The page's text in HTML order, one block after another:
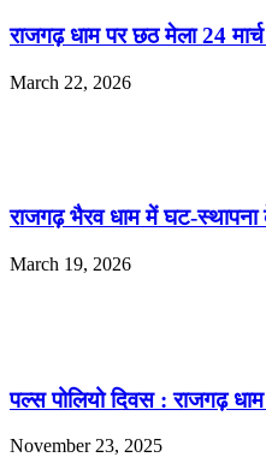
राजगढ़ धाम पर छठ मेला 24 मार्च
March 22, 2026
राजगढ़ भैरव धाम में घट-
March 19, 2026
पल्स पोलियो दिवस : राजगढ़
November 23, 2025